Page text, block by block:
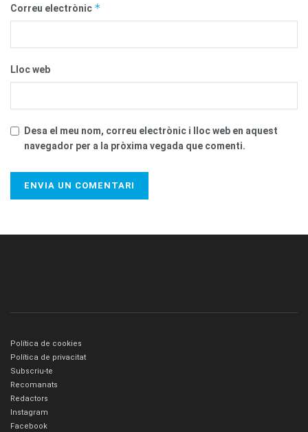
Correu electrònic *
Lloc web
Desa el meu nom, correu electrònic i lloc web en aquest
navegador per a la pròxima vegada que comenti.
Política de cookies
Política de privacitat
Subscriu-te
Recomanats
Redactors
Instagram
Facebook